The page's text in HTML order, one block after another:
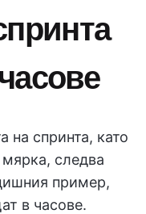
на спринта, като
мярка, следва
пример,
в часове.